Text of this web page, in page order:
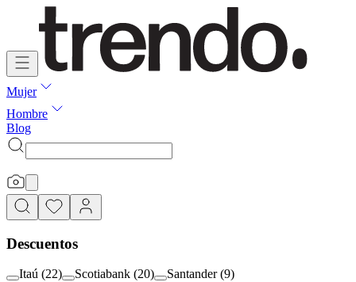
Mujer
Hombre
Blog
Descuentos
Itaú (22) Scotiabank (20) Santander (9)